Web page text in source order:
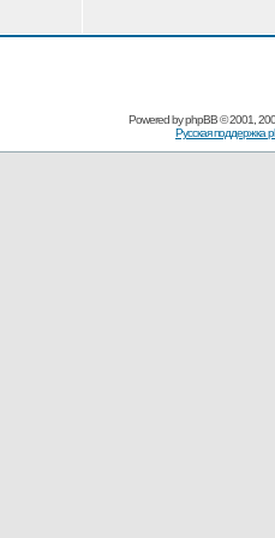
Powered byphpBB© 2001,
Русская поддержка